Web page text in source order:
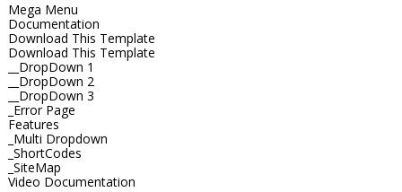
Mega Menu
Documentation
Download This Template
Download This Template
__DropDown 1
__DropDown 2
__DropDown 3
_Error Page
Features
_Multi Dropdown
_ShortCodes
_SiteMap
Video Documentation